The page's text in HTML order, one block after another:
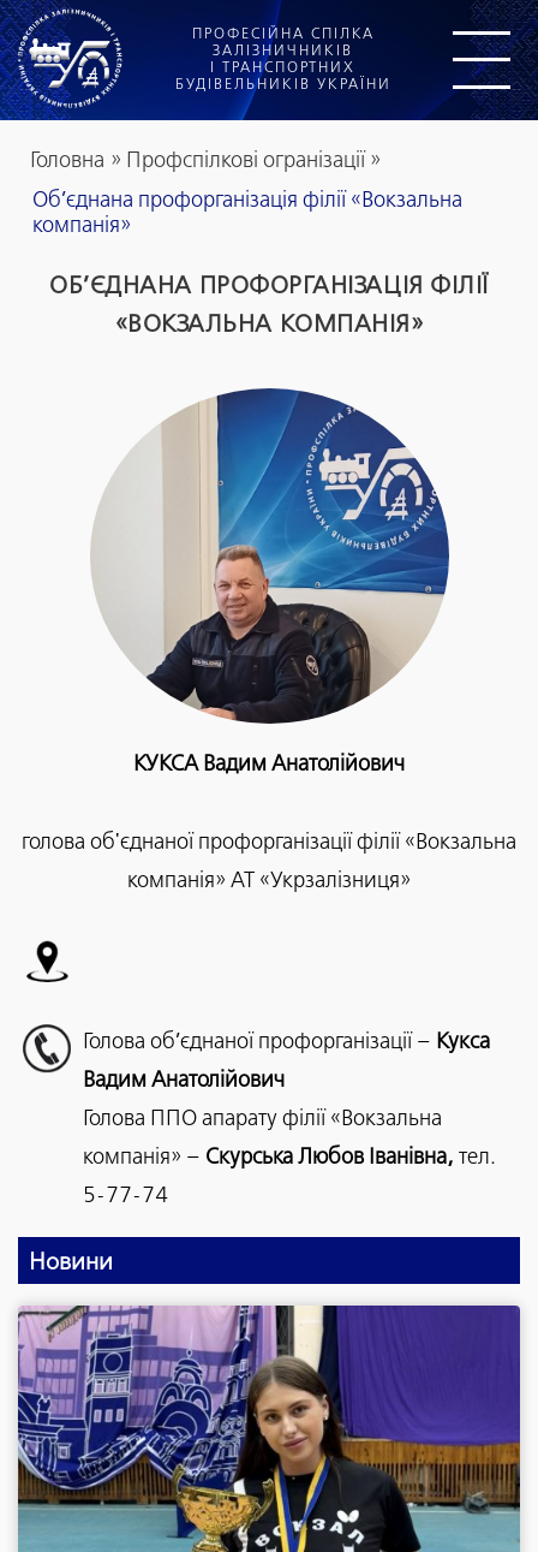
ПРОФЕСІЙНА СПІЛКА
ЗАЛІЗНИЧНИКІВ
І ТРАНСПОРТНИХ
БУДІВЕЛЬНИКІВ УКРАЇНИ
Головна » Профспілкові огранізації »
Об’єднана профорганізація філії «Вокзальна
компанія»
ОБ’ЄДНАНА ПРОФОРГАНІЗАЦІЯ ФІЛІЇ
«ВОКЗАЛЬНА КОМПАНІЯ»
КУКСА Вадим Анатолійович
голова об'єднаної профорганізації філії «Вокзальна
компанія» АТ «Укрзалізниця»
Голова об’єднаної профорганізації – Кукса
Вадим Анатолійович
Голова ППО апарату філії «Вокзальна
компанія» – Скурська Любов Іванівна, тел.
5-77-74
Новини